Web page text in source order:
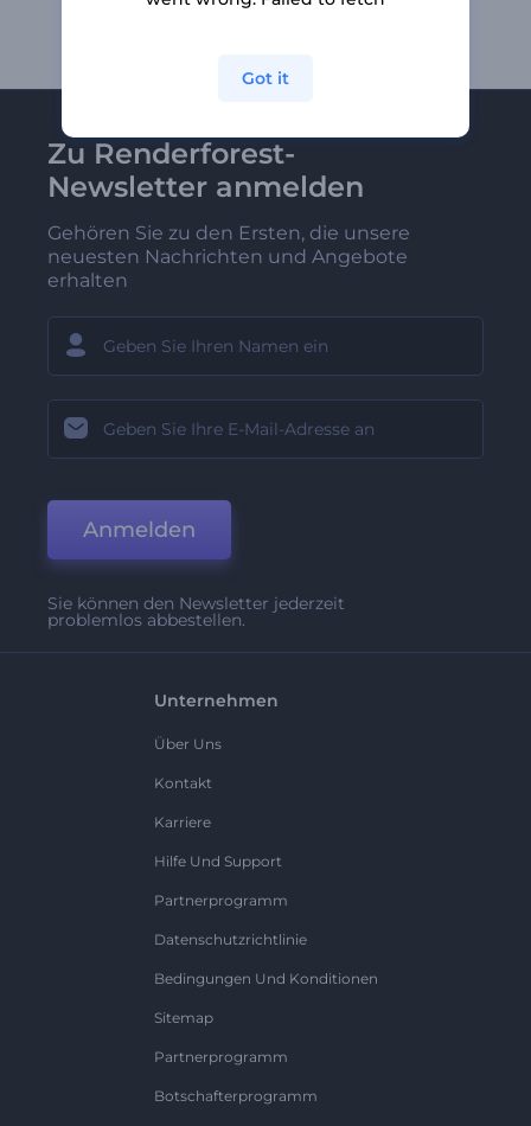
Zu Renderforest-
Newsletter anmelden
Gehören Sie zu den Ersten, die unsere
neuesten Nachrichten und Angebote
erhalten
Anmelden
Sie können den Newsletter jederzeit
problemlos abbestellen.
Unternehmen
Über Uns
Kontakt
Karriere
Hilfe Und Support
Partnerprogramm
Datenschutzrichtlinie
Bedingungen Und Konditionen
Sitemap
Partnerprogramm
Botschafterprogramm
Got it